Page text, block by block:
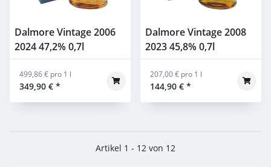
Dalmore Vintage 2006
2024 47,2% 0,7l
349,90 € *
499,86 € pro 1 l
Dalmore Vintage 2008
2023 45,8% 0,7l
144,90 € *
207,00 € pro 1 l
Artikel 1 - 12 von 12